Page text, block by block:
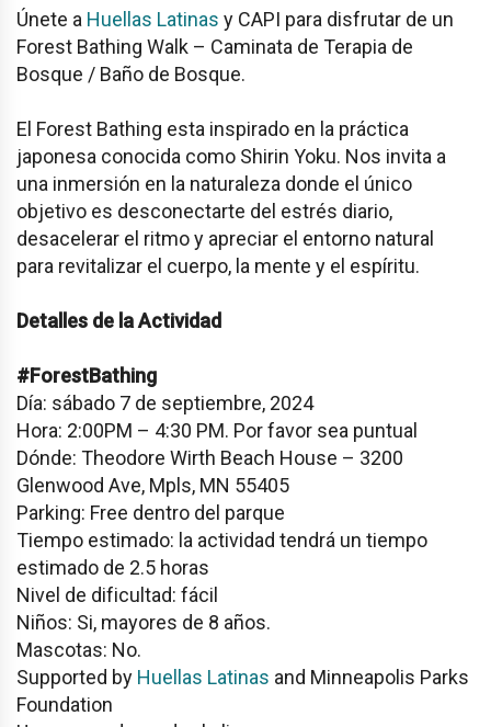
Únete a Huellas Latinas y CAPI para disfrutar de un
Forest Bathing Walk – Caminata de Terapia de
Bosque / Baño de Bosque.
El Forest Bathing esta inspirado en la práctica
japonesa conocida como Shirin Yoku. Nos invita a
una inmersión en la naturaleza donde el único
objetivo es desconectarte del estrés diario,
desacelerar el ritmo y apreciar el entorno natural
para revitalizar el cuerpo, la mente y el espíritu.
Detalles de la Actividad
#ForestBathing
Día: sábado 7 de septiembre, 2024
Hora: 2:00PM – 4:30 PM. Por favor sea puntual
Dónde: Theodore Wirth Beach House – 3200
Glenwood Ave, Mpls, MN 55405
Parking: Free dentro del parque
Tiempo estimado: la actividad tendrá un tiempo
estimado de 2.5 horas
Nivel de dificultad: fácil
Niños: Si, mayores de 8 años.
Mascotas: No.
Supported by Huellas Latinas and Minneapolis Parks
Foundation